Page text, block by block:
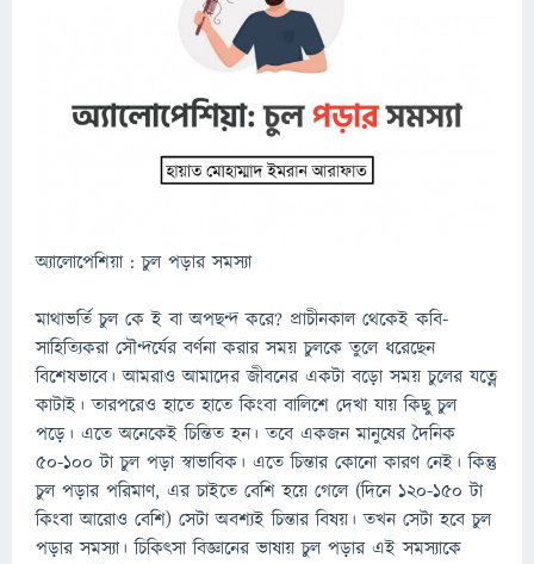
অ্যালোপেশিয়া : চুল পড়ার সমস্যা
মাথাভর্তি চুল কে ই বা অপছন্দ করে? প্রাচীনকাল থেকেই কবি-
সাহিত্যিকরা সৌন্দর্যের বর্ণনা করার সময় চুলকে তুলে ধরেছেন
বিশেষভাবে। আমরাও আমাদের জীবনের একটা বড়ো সময় চুলের যত্নে
কাটাই। তারপরেও হাতে হাতে কিংবা বালিশে দেখা যায় কিছু চুল
পড়ে। এতে অনেকেই চিন্তিত হন। তবে একজন মানুষের দৈনিক
৫০-১০০ টা চুল পড়া স্বাভাবিক। এতে চিন্তার কোনো কারণ নেই। কিন্তু
চুল পড়ার পরিমাণ, এর চাইতে বেশি হয়ে গেলে (দিনে ১২০-১৫০ টা
কিংবা আরোও বেশি) সেটা অবশ্যই চিন্তার বিষয়। তখন সেটা হবে চুল
পড়ার সমস্যা। চিকিৎসা বিজ্ঞানের ভাষায় চুল পড়ার এই সমস্যাকে